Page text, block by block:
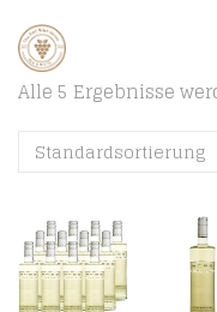
Alle 5 Ergebnisse
Standardsortierung